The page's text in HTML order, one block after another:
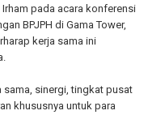
pada acara konferensi
BPJPH di Gama Tower,
kerja sama ini
sama, sinergi, tingkat pusat
khususnya untuk para